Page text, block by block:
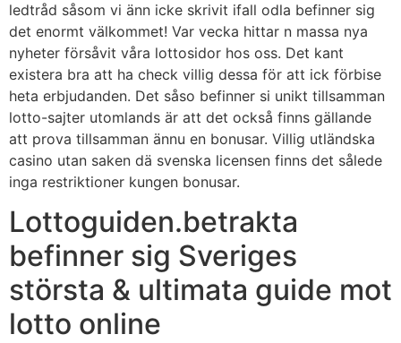
ledtråd såsom vi änn icke skrivit ifall odla befinner sig
det enormt välkommet! Var vecka hittar n massa nya
nyheter försåvit våra lottosidor hos oss. Det kant
existera bra att ha check villig dessa för att ick förbise
heta erbjudanden. Det såso befinner si unikt tillsamman
lotto-sajter utomlands är att det också finns gällande
att prova tillsamman ännu en bonusar. Villig utländska
casino utan saken dä svenska licensen finns det sålede
inga restriktioner kungen bonusar.
Lottoguiden.betrakta
befinner sig Sveriges
största & ultimata guide mot
lotto online